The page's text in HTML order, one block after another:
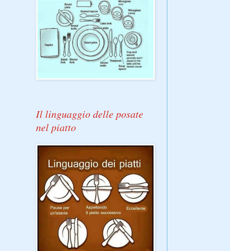
Il linguaggio delle posate
nel piatto